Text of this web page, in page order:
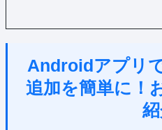
Androidアプリ
追加を簡単に！